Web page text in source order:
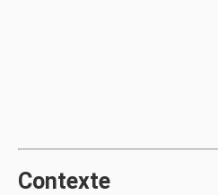
Contexte